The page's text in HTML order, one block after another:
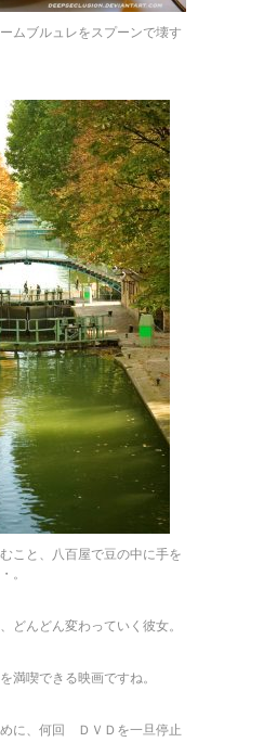
ムブルュレをスプーンで壊す
こと、八百屋で豆の中に手を
。
どんどん変わっていく彼女。
満喫できる映画ですね。
に、何回 ＤＶＤを一旦停止